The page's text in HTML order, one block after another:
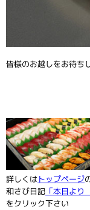
皆様のお越しをお待ち
詳しくは トップページ
和さび日記 「本日よ
をクリック下さい